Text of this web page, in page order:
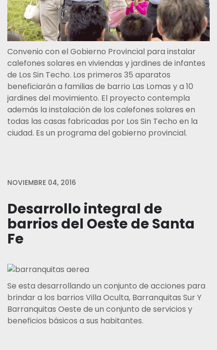
Convenio con el Gobierno Provincial para instalar
calefones solares en viviendas y jardines de infantes
de Los Sin Techo. Los primeros 35 aparatos
beneficiarán a familias de barrio Las Lomas y a 10
jardines del movimiento. El proyecto contempla
además la instalación de los calefones solares en
todas las casas fabricadas por Los Sin Techo en la
ciudad. Es un programa del gobierno provincial.
NOVIEMBRE 04, 2016
Desarrollo integral de
barrios del Oeste de Santa
Fe
Se esta desarrollando un conjunto de acciones para
brindar a los barrios Villa Oculta, Barranquitas Sur Y
Barranquitas Oeste de un conjunto de servicios y
beneficios básicos a sus habitantes.